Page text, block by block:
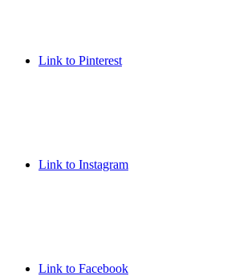
Link to Pinterest
Link to Instagram
Link to Facebook